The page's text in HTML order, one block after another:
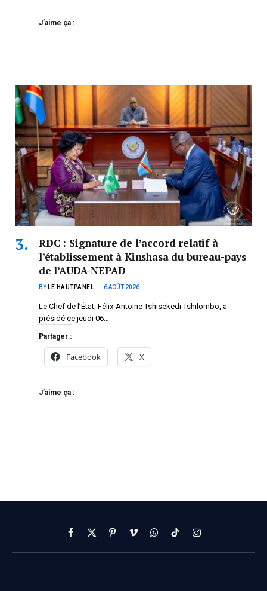
J’aime ça :
RDC : Signature de l’accord relatif à
l’établissement à Kinshasa du bureau-pays
de l’AUDA-NEPAD
BY LE HAUTPANEL 6 AOÛT 2026
Le Chef de l’État, Félix-Antoine Tshisekedi Tshilombo, a
présidé ce jeudi 06…
Partager :
Facebook X
J’aime ça :
Facebook
X
(Twitter)
PinterestVimeoWhatsApp
TikTokInstagram